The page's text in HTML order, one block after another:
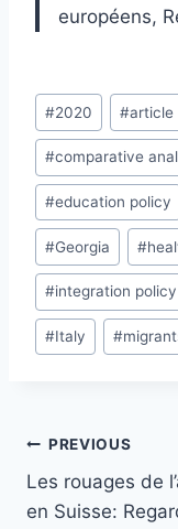
européens,
Post
Tags:
#2020 #article
#comparative
#education policy
#Georgia #
#integration policy
#Italy #
Post
navigation
PREVIOUS
Les rouages de
en Suisse: